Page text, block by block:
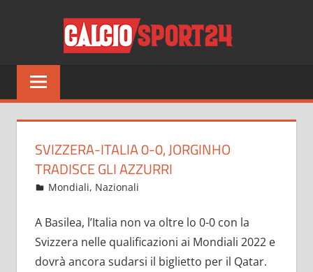
Tutto
sul
del
solo
SVIZZERA-ITALIA 0-0, JORGINHO
TRADISCE GLI AZZURRI
Settembre 6, 2021
admin
Mondiali, Nazionali
A Basilea, l’Italia non va oltre lo 0-0 con la
Svizzera nelle qualificazioni ai Mondiali 2022 e
dovrà ancora sudarsi il biglietto per il Qatar.